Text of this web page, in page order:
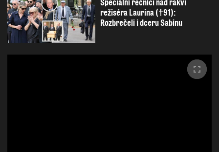
režiséra Laurina (†91):
Rozbrečeli i dceru Sabinu